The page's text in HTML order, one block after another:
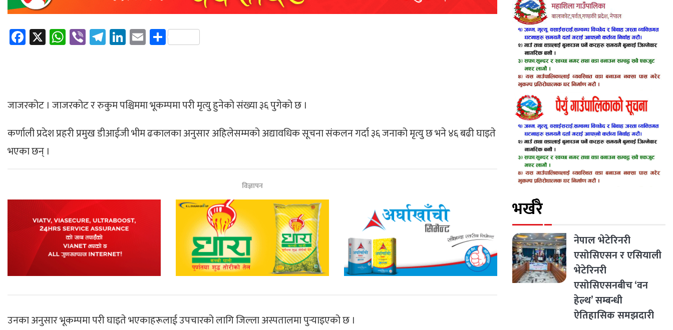
Facebook
X WhatsApp
ViberTelegram
LinkedIn
EmailShare
जाजरकोट । जाजरकोट र रुकुम पश्चिममा भूकम्पमा परी मृत्यु हुनेको संख्या ३६ पुगेको छ ।
कर्णाली प्रदेश प्रहरी प्रमुख डीआईजी भीम ढकालका अनुसार अहिलेसम्मको अद्यावधिक सूचना संकलन गर्दा ३६ जनाको मृत्यु छ भने ४६ बढी घाइते
भएका छन् ।
विज्ञापन
उनका अनुसार भूकम्पमा परी घाइते भएकाहरूलाई उपचारको लागि जिल्ला अस्पतालमा पुर्‍याइएको छ ।
भर्खरै
नेपाल भेटेरिनरी
एसोसिएसन र एसियाली
भेटेरिनरी
एसोसिएसनबीच ‘वन
हेल्थ’ सम्बन्धी
ऐतिहासिक समझदारी